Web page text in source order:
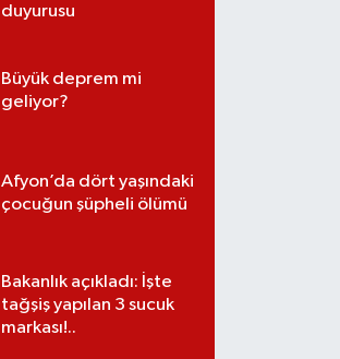
duyurusu
Büyük deprem mi
geliyor?
Afyon’da dört yaşındaki
çocuğun şüpheli ölümü
Bakanlık açıkladı: İşte
tağşiş yapılan 3 sucuk
markası!..